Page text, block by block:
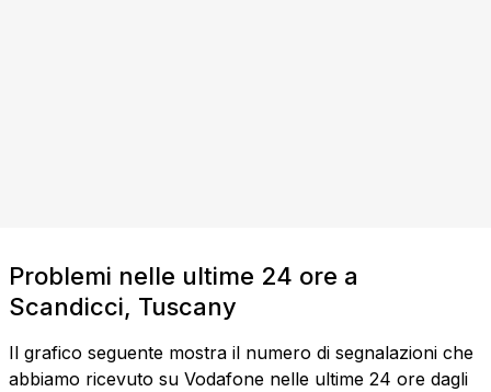
Problemi nelle ultime 24 ore a
Scandicci, Tuscany
Il grafico seguente mostra il numero di segnalazioni che
abbiamo ricevuto su Vodafone nelle ultime 24 ore dagli